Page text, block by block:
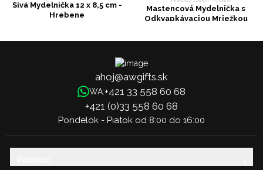
Sivá Mydelnička 12 x 8,5 cm -
Hrebene
Mastencová Mydelnička s
Odkvapkávaciou Mriežkou
ahoj@awgifts.sk
WA:+421 33 558 60 68
+421 (0)33 558 60 68
Pondelok - Piatok od 8:00 do 16:00